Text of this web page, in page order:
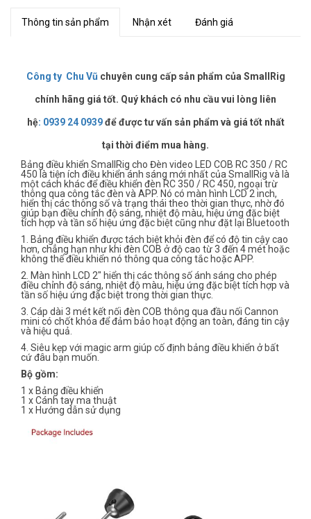
Thông tin sản phẩm Nhận xét Đánh giá
Công ty Chu Vũ chuyên cung cấp sản phẩm của SmallRig
chính hãng giá tốt. Quý khách có nhu cầu vui lòng liên
hệ: 0939 24 0939 để được tư vấn sản phẩm và giá tốt nhất
tại thời điểm mua hàng.
Bảng điều khiển SmallRig cho Đèn video LED COB RC 350 / RC
450 là tiện ích điều khiển ánh sáng mới nhất của SmallRig và là
một cách khác để điều khiển đèn RC 350 / RC 450, ngoại trừ
thông qua công tắc đèn và APP. Nó có màn hình LCD 2 inch,
hiển thị các thông số và trạng thái theo thời gian thực, nhờ đó
giúp bạn điều chỉnh độ sáng, nhiệt độ màu, hiệu ứng đặc biệt
tích hợp và tần số hiệu ứng đặc biệt cũng như đặt lại Bluetooth
1. Bảng điều khiển được tách biệt khỏi đèn để có độ tin cậy cao
hơn, chẳng hạn như khi đèn COB ở độ cao từ 3 đến 4 mét hoặc
không thể điều khiển nó thông qua công tắc hoặc APP.
2. Màn hình LCD 2" hiển thị các thông số ánh sáng cho phép
điều chỉnh độ sáng, nhiệt độ màu, hiệu ứng đặc biệt tích hợp và
tần số hiệu ứng đặc biệt trong thời gian thực.
3. Cáp dài 3 mét kết nối đèn COB thông qua đầu nối Cannon
mini có chốt khóa để đảm bảo hoạt động an toàn, đáng tin cậy
và hiệu quả.
4. Siêu kẹp với magic arm giúp cố định bảng điều khiển ở bất
cứ đâu bạn muốn.
Bộ gồm:
1 x Bảng điều khiển
1 x Cánh tay ma thuật
1 x Hướng dẫn sử dụng